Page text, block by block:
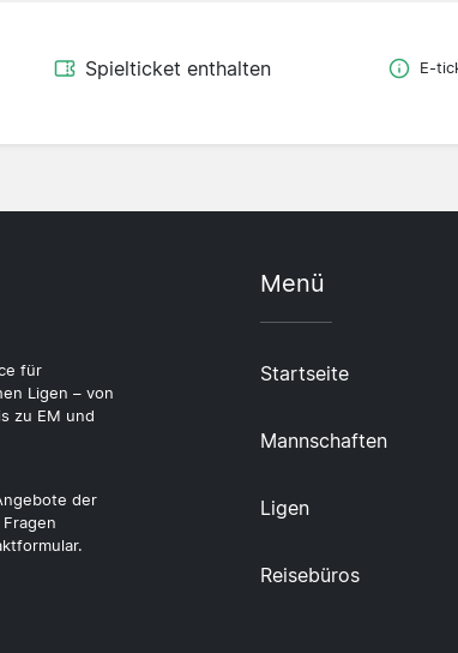
Spielticket enthalten E-
für
Ligen – von
zu EM und
der
Menü
Startseite
Mannschaften
Ligen
Reisebüros